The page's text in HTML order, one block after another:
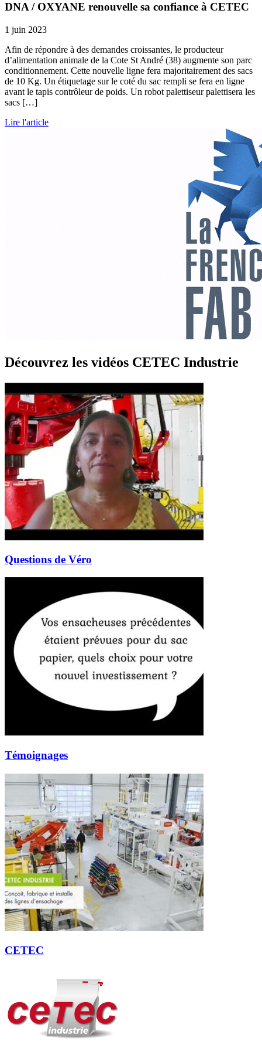
DNA / OXYANE renouvelle sa confiance à CETEC
1 juin 2023
Afin de répondre à des demandes croissantes, le producteur
d’alimentation animale de la Cote St André (38) augmente son parc
conditionnement. Cette nouvelle ligne fera majoritairement des sacs
de 10 Kg. Un étiquetage sur le coté du sac rempli se fera en ligne
avant le tapis contrôleur de poids. Un robot palettiseur palettisera les
sacs […]
Lire l'article
Découvrez les vidéos CETEC Industrie
Questions de Véro
Témoignages
CETEC